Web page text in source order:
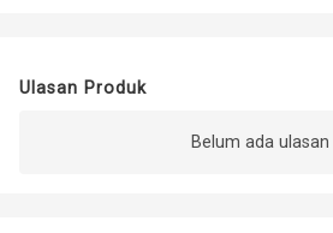
Ulasan Produk
Belum ada ulasan